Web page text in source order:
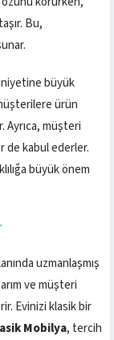
Bu,
büyük
ürün
Ayrıca, müşteri
de kabul ederler.
büyük önem
uzmanlaşmış
ve müşteri
Evinizi klasik bir
Mobilya, tercih